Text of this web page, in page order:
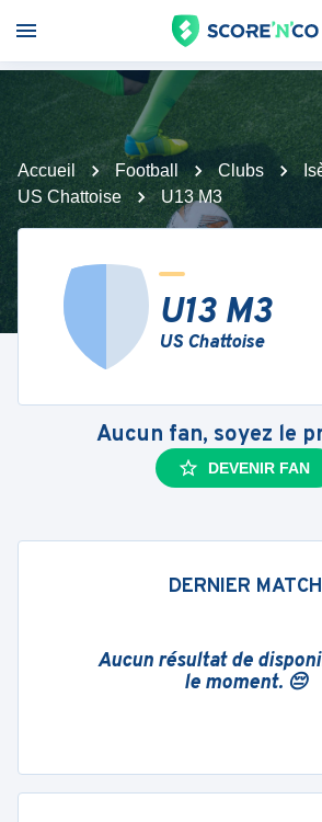
Accueil Football Clubs
US Chattoise
U13 M3
U13 M3
US Chattoise
Aucun fan, soyez le
DEVENIR FAN
DERNIER MATCH
Aucun résultat de
le moment. 😔